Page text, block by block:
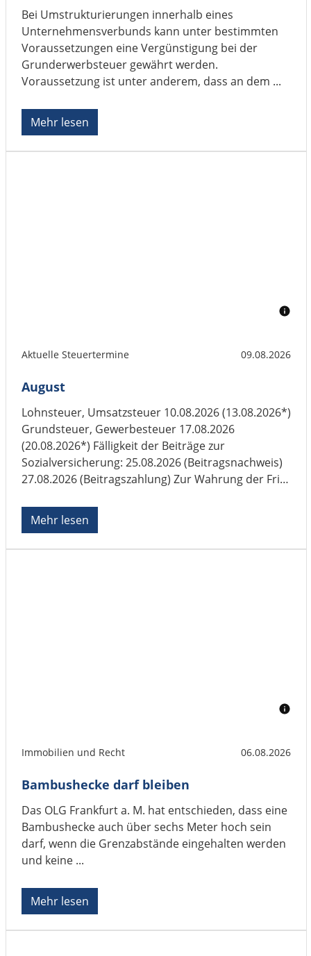
Bei Umstrukturierungen innerhalb eines
Unternehmensverbunds kann unter bestimmten
Voraussetzungen eine Vergünstigung bei der
Grunderwerbsteuer gewährt werden.
Voraussetzung ist unter anderem, dass an dem ...
Mehr lesen
Aktuelle Steuertermine 09.08.2026
August
Lohnsteuer, Umsatzsteuer 10.08.2026 (13.08.2026*)
Grundsteuer, Gewerbesteuer 17.08.2026
(20.08.2026*) Fälligkeit der Beiträge zur
Sozialversicherung: 25.08.2026 (Beitragsnachweis)
27.08.2026 (Beitragszahlung) Zur Wahrung der Frist
spätestens ...
Mehr lesen
Immobilien und Recht 06.08.2026
Bambushecke darf bleiben
Das OLG Frankfurt a. M. hat entschieden, dass eine
Bambushecke auch über sechs Meter hoch sein
darf, wenn die Grenzabstände eingehalten werden
und keine ...
Mehr lesen